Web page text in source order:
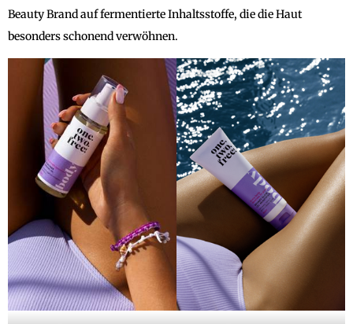
Beauty Brand auf fermentierte Inhaltsstoffe, die die Haut
besonders schonend verwöhnen.